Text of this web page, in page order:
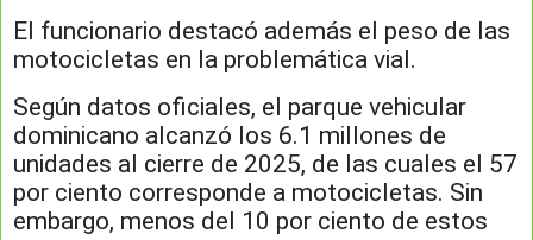
El funcionario destacó además el peso de las
motocicletas en la problemática vial.
Según datos oficiales, el parque vehicular
dominicano alcanzó los 6.1 millones de
unidades al cierre de 2025, de las cuales el 57
por ciento corresponde a motocicletas. Sin
embargo, menos del 10 por ciento de estos